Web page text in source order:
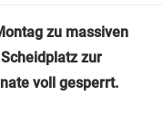
zu massiven
zur
voll gesperrt.